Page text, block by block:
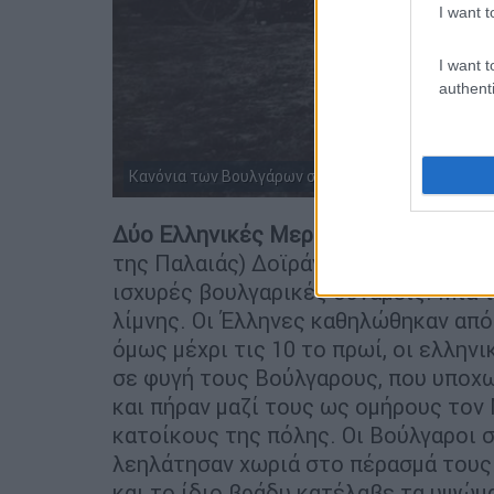
I want
I want
Κανόνια των Βουλγάρων σε ελληνικά χέρια.
Δύο Ελληνικές Μεραρχίες
της Παλαιάς) Δοϊράνης (σήμερα
ισχυρές βουλγαρικές δυνάμεις. Μια
λίμνης. Οι Έλληνες καθηλώθηκαν
όμως μέχρι τις 10 το πρωί, οι
σε φυγή τους Βούλγαρους, που
και πήραν μαζί τους ως ομήρους
κατοίκους της πόλης. Οι
λεηλάτησαν χωριά στο πέρασμά